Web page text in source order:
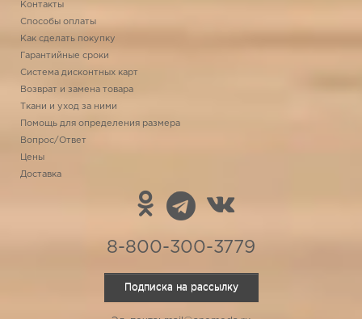
Контакты
Способы оплаты
Как сделать покупку
Гарантийные сроки
Система дисконтных карт
Возврат и замена товара
Ткани и уход за ними
Помощь для определения размера
Вопрос/Ответ
Цены
Доставка
8-800-300-3779
Подписка на рассылку